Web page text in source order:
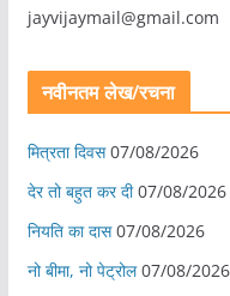
jayvijaymail@gmail.com
नवीनतम लेख/रचना
मित्रता दिवस 07/08/2026
देर तो बहुत कर दी 07/08/2026
नियति का दास 07/08/2026
नो बीमा, नो पेट्रोल 07/08/2026